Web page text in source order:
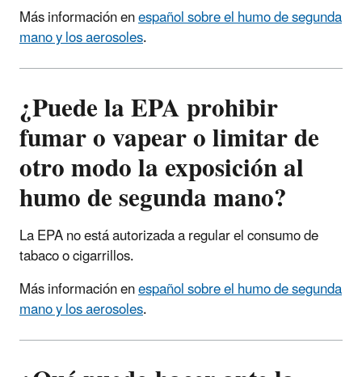
Más información enespañol sobre el humo de segunda
mano y los aerosoles.
¿Puede la EPA prohibir
fumar o vapear o limitar de
otro modo la exposición al
humo de segunda mano?
La EPA no está autorizada a regular el consumo de
tabaco o cigarrillos.
Más información enespañol sobre el humo de segunda
mano y los aerosoles.